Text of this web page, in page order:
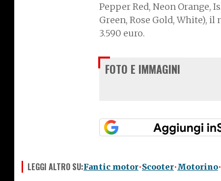
Pepper Red, Neon Orange,
Green, Rose Gold, White),
3.590 euro.
FOTO E IMMAGINI
LEGGI ALTRO SU:Fantic motor Scooter Motorino